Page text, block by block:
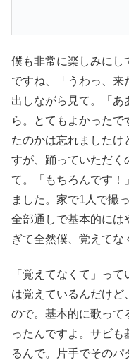
僕も非常に楽しみにし
ですね、「うわっ、来
出しながら見て。「あ
ら。とてもよかった
たのかは忘れました
すが、踊っていただく
て。「もちろんです！
ました。家で1人で撮
全部通しで基本的には
ぎて全然僕、覚えてな
「覚えてなくて」っ
は覚えているんだけど
ので。基本的に歌って
ったんですよ。サビも
るんで。片手でその